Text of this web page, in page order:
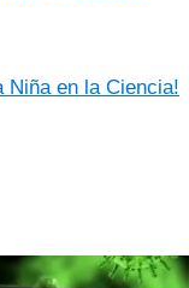
Niña en la Ciencia!